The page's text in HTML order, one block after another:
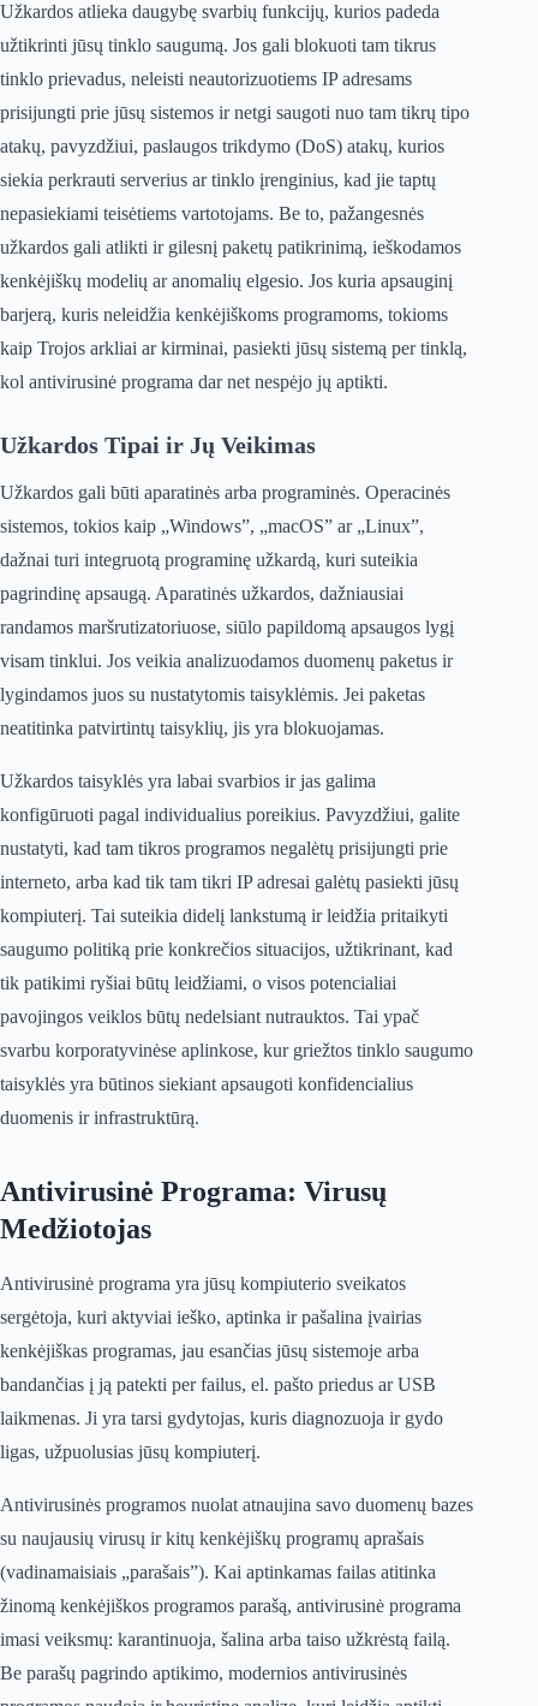
Užkardos atlieka daugybę svarbių funkcijų, kurios padeda
užtikrinti jūsų tinklo saugumą. Jos gali blokuoti tam tikrus
tinklo prievadus, neleisti neautorizuotiems IP adresams
prisijungti prie jūsų sistemos ir netgi saugoti nuo tam tikrų tipo
atakų, pavyzdžiui, paslaugos trikdymo (DoS) atakų, kurios
siekia perkrauti serverius ar tinklo įrenginius, kad jie taptų
nepasiekiami teisėtiems vartotojams. Be to, pažangesnės
užkardos gali atlikti ir gilesnį paketų patikrinimą, ieškodamos
kenkėjiškų modelių ar anomalių elgesio. Jos kuria apsauginį
barjerą, kuris neleidžia kenkėjiškoms programoms, tokioms
kaip Trojos arkliai ar kirminai, pasiekti jūsų sistemą per tinklą,
kol antivirusinė programa dar net nespėjo jų aptikti.
Užkardos Tipai ir Jų Veikimas
Užkardos gali būti aparatinės arba programinės. Operacinės
sistemos, tokios kaip „Windows”, „macOS” ar „Linux”,
dažnai turi integruotą programinę užkardą, kuri suteikia
pagrindinę apsaugą. Aparatinės užkardos, dažniausiai
randamos maršrutizatoriuose, siūlo papildomą apsaugos lygį
visam tinklui. Jos veikia analizuodamos duomenų paketus ir
lygindamos juos su nustatytomis taisyklėmis. Jei paketas
neatitinka patvirtintų taisyklių, jis yra blokuojamas.
Užkardos taisyklės yra labai svarbios ir jas galima
konfigūruoti pagal individualius poreikius. Pavyzdžiui, galite
nustatyti, kad tam tikros programos negalėtų prisijungti prie
interneto, arba kad tik tam tikri IP adresai galėtų pasiekti jūsų
kompiuterį. Tai suteikia didelį lankstumą ir leidžia pritaikyti
saugumo politiką prie konkrečios situacijos, užtikrinant, kad
tik patikimi ryšiai būtų leidžiami, o visos potencialiai
pavojingos veiklos būtų nedelsiant nutrauktos. Tai ypač
svarbu korporatyvinėse aplinkose, kur griežtos tinklo saugumo
taisyklės yra būtinos siekiant apsaugoti konfidencialius
duomenis ir infrastruktūrą.
Antivirusinė Programa: Virusų
Medžiotojas
Antivirusinė programa yra jūsų kompiuterio sveikatos
sergėtoja, kuri aktyviai ieško, aptinka ir pašalina įvairias
kenkėjiškas programas, jau esančias jūsų sistemoje arba
bandančias į ją patekti per failus, el. pašto priedus ar USB
laikmenas. Ji yra tarsi gydytojas, kuris diagnozuoja ir gydo
ligas, užpuolusias jūsų kompiuterį.
Antivirusinės programos nuolat atnaujina savo duomenų bazes
su naujausių virusų ir kitų kenkėjiškų programų aprašais
(vadinamaisiais „parašais”). Kai aptinkamas failas atitinka
žinomą kenkėjiškos programos parašą, antivirusinė programa
imasi veiksmų: karantinuoja, šalina arba taiso užkrėstą failą.
Be parašų pagrindo aptikimo, modernios antivirusinės